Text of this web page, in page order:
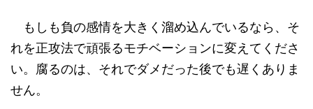
もしも負の感情を大きく溜め込んでいるなら、そ
れを正攻法で頑張るモチベーションに変えてくださ
い。腐るのは、それでダメだった後でも遅くありま
せん。